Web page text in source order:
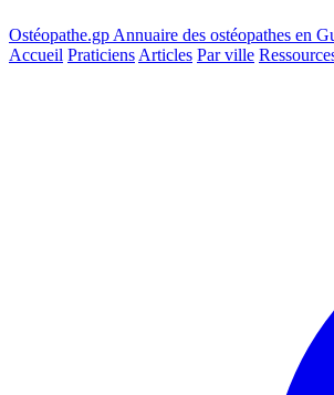
Ostéopathe.gp Annuaire des ostéopathes en
Accueil Praticiens Articles Par ville